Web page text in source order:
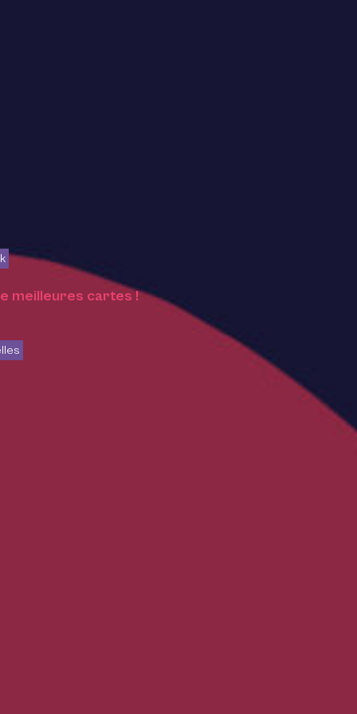
meilleures cartes !